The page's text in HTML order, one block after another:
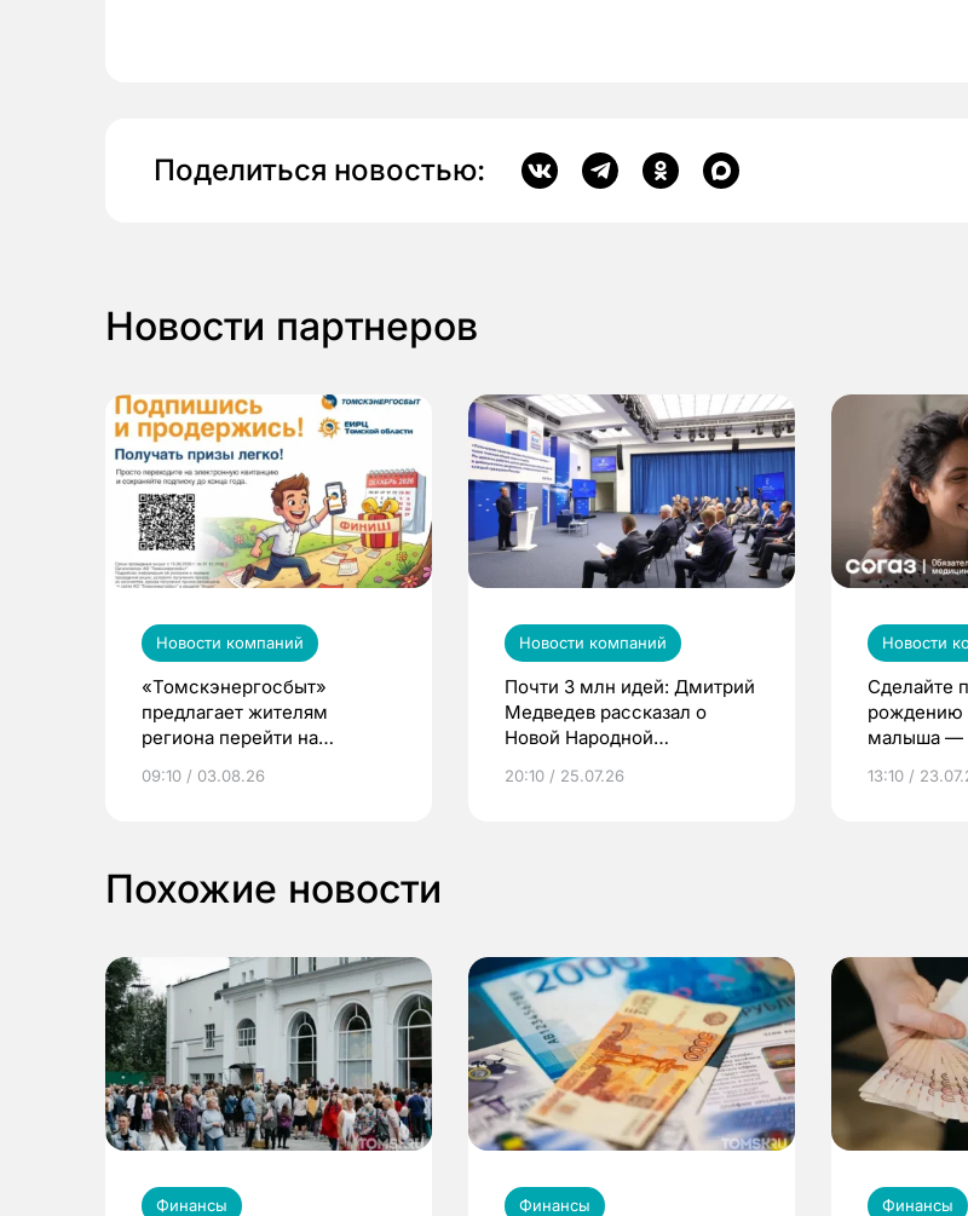
Поделиться новостью:
Новости партнеров
Новости компаний
«Томскэнергосбыт»
предлагает жителям
региона перейти на
выиграть призы
09:10 / 03.08.26
Новости компаний
Почти 3 млн идей: Дмитрий
Медведев рассказал о
Новой Народной
20:10 / 25.07.26
Новости
Сделайте
рождению
малыша —
по ОМС!
13:10 /
Похожие новости
Финансы Финансы Финансы